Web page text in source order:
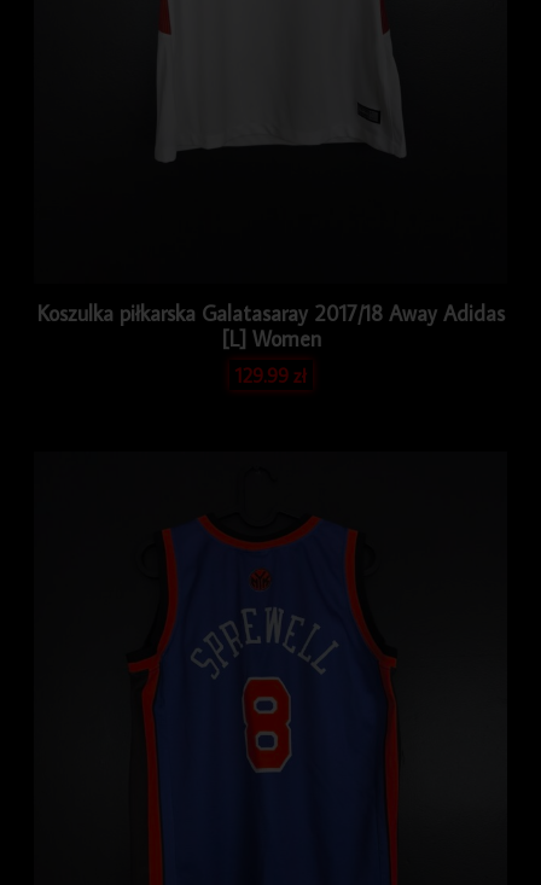
Koszulka piłkarska Galatasaray 2017/18 Away Adidas
[L] Women
129.99zł